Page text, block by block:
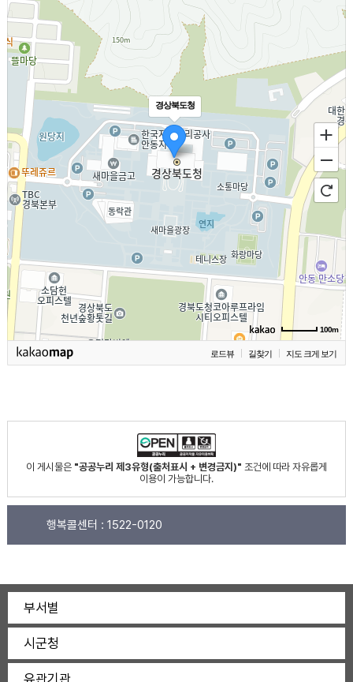
경상북도청
100m
로드뷰 길찾기 지도 크게 보기
이 게시물은 "공공누리 제3유형(출처표시 + 변경금지)" 조건에 따라 자유롭게
이용이 가능합니다.
행복콜센터 : 1522-0120
부서별
시군청